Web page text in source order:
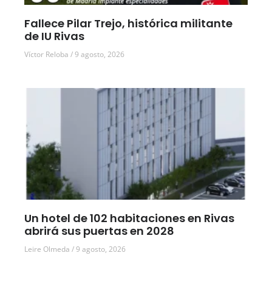
Fallece Pilar Trejo, histórica militante
de IU Rivas
Víctor Reloba 9 agosto, 2026
Un hotel de 102 habitaciones en Rivas
abrirá sus puertas en 2028
Leire Olmeda 9 agosto, 2026